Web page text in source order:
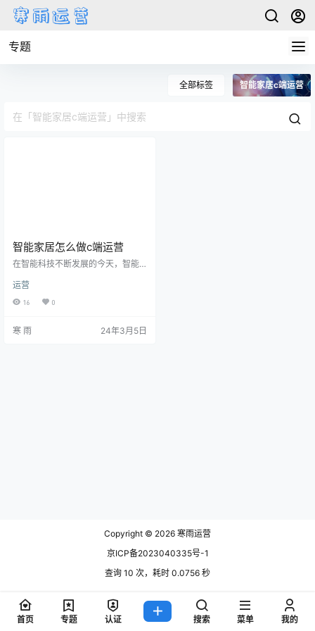
专题
全部标签 智能家居c端运营
智能家居怎么做c端运营
在智能科技不断发展的今天，智能
择。智能家居产品的市场需求不断
增长，如何有效地进行C端运营，让
企业亟待解决的问题。下面将围绕
运营
16 0
寒 雨 24年3月5日
Copyright © 2026 寒雨运营
京ICP备2023040335号-1
查询 10 次，耗时 0.0756 秒
首页 专题 认证 搜索 菜单 我的